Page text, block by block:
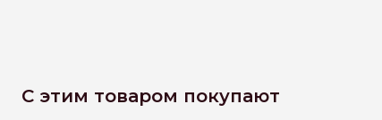
С этим товаром покупают